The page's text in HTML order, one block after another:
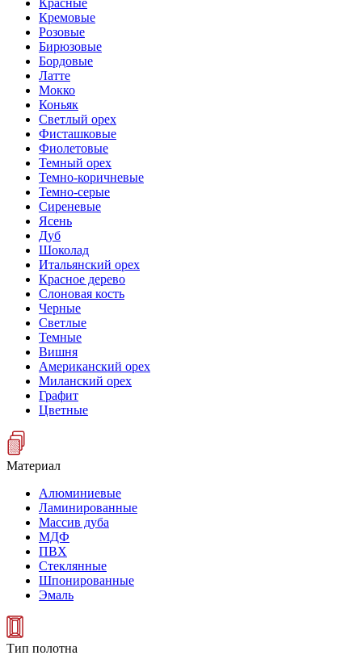
Красные
Кремовые
Розовые
Бирюзовые
Бордовые
Латте
Мокко
Коньяк
Светлый орех
Фисташковые
Фиолетовые
Темный орех
Темно-коричневые
Темно-серые
Сиреневые
Ясень
Дуб
Шоколад
Итальянский орех
Красное дерево
Слоновая кость
Черные
Светлые
Темные
Вишня
Американский орех
Миланский орех
Графит
Цветные
Материал
Алюминиевые
Ламинированные
Массив дуба
МДФ
ПВХ
Стеклянные
Шпонированные
Эмаль
Тип полотна